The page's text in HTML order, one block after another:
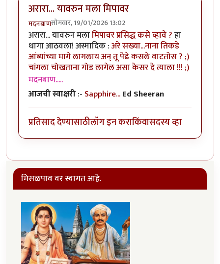
अरारा... यावरुन मला मिपावर
मदनबाणसोमवार, 19/01/2026 13:02
अरारा... यावरुन मलामिपावर प्रसिद्ध कसे व्हावे ?हा
धागा आठवला! अस्मादिक :अरे सख्या...नाना तिकडे
आंब्यांच्या मागे लागलाय अन् तू पेढे कसले वाटतोस ? ;)
चांगला चोखताना गोड लागेल असा केसर दे त्याला !!! ;)
मदनबाण.....
आजची स्वाक्षरी:- Sapphire...Ed Sheeran
प्रतिसाद देण्यासाठीलॉग इन कराकिंवासदस्य व्हा
मिसळपाव वर स्वागत आहे.